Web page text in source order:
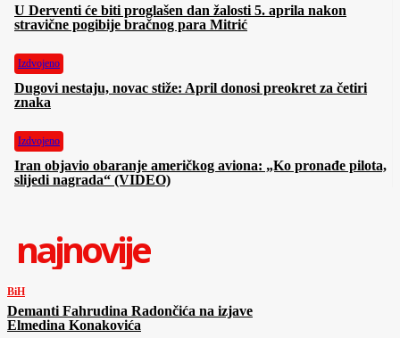
U Derventi će biti proglašen dan žalosti 5. aprila nakon
stravične pogibije bračnog para Mitrić
Izdvojeno
Dugovi nestaju, novac stiže: April donosi preokret za četiri
znaka
Izdvojeno
Iran objavio obaranje američkog aviona: „Ko pronađe pilota,
slijedi nagrada“ (VIDEO)
najnovije
BiH
Demanti Fahrudina Radončića na izjave
Elmedina Konakovića